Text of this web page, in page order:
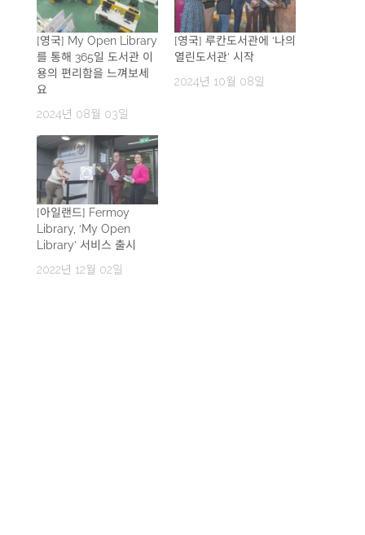
[영국] My Open Library
를 통해 365일 도서관 이
용의 편리함을 느껴보세
요
2024년 08월 03일
[영국] 루칸도서관에 ‘나의
열린도서관’ 시작
2024년 10월 08일
[아일랜드] Fermoy
Library, ‘My Open
Library’ 서비스 출시
2022년 12월 02일